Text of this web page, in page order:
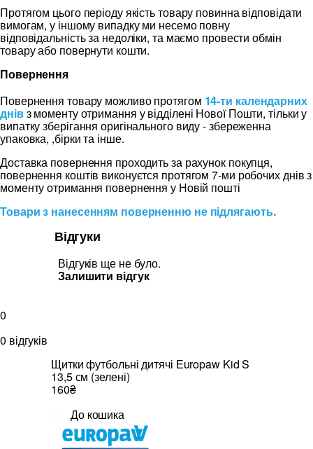
Протягом цього періоду якість товару повинна відповідати
вимогам, у іншому випадку ми несемо повну
відповідальність за недоліки, та маємо провести обмін
товару або повернути кошти.
Повернення
Повернення товару можливо протягом 14-ти календарних
днівз моменту отримання у відділені Нової Пошти, тільки у
випатку зберігання оригінального виду - збереженна
упаковка, ,бірки та інше.
Доставка повернення проходить за рахунок покупця,
повернення коштів виконуєтся протягом 7-ми робочих днів з
моменту отримання повернення у Новій пошті
Товари з нанесенням поверненню не підлягають.
Відгуки
Відгуків ще не було.
Залишити відгук
0
0 відгуків
Щитки футбольні дитячі Europaw Kid S
13,5 см (зелені)
160₴
До кошика